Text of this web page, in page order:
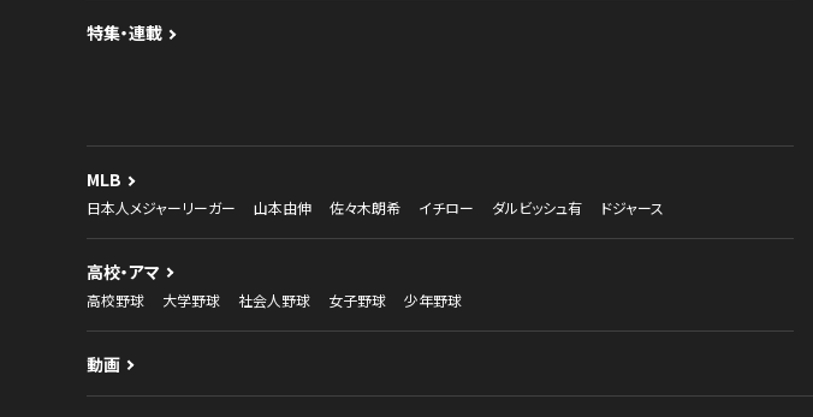
特集・連載
MLB
日本人メジャーリーガー 山本由伸 佐々木朗希 イチロー ダルビッシュ有 ドジャース
高校・アマ
高校野球 大学野球 社会人野球 女子野球 少年野球
動画